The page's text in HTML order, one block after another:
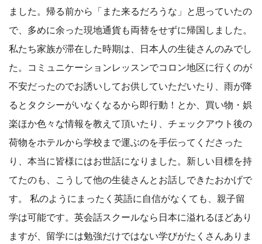
ました。帰る前から「また来るだろうな」と思っていたの
で、多めに余った現地通貨も両替をせずに帰国しました。
私たち家族が滞在した時期は、日本人の生徒さんのみでし
た。コミュニケーションレッスンでコロン地区に行くのが
不安だったのでお誘いしてお供していただいたり、雨が降
るとタクシーがいなくなるから即行動！とか、買い物・娯
楽ほか色々な情報を教えて頂いたり、チェックアウト後の
荷物をホテルから学校まで運ぶのを手伝ってくださった
り、本当に皆様にはお世話になりました。新しい目標を持
てたのも、こうして他の生徒さんとお話しできたおかげで
す。 私のようにまったく英語に自信がなくても、親子留
学は可能です。英会話スクールなら日本に溢れるほどあり
ますが、留学には勉強だけではない学びがたくさんありま